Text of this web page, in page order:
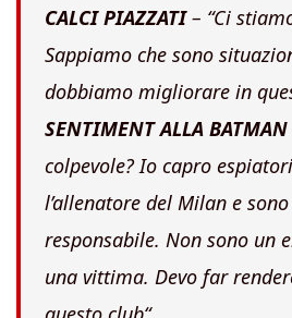
CALCI PIAZZATI– “Ci
Sappiamo che sono
dobbiamo migliorare in
SENTIMENT ALLA BATMAN
colpevole? Io capro
l’allenatore del Milan e
responsabile. Non sono un
una vittima. Devo far